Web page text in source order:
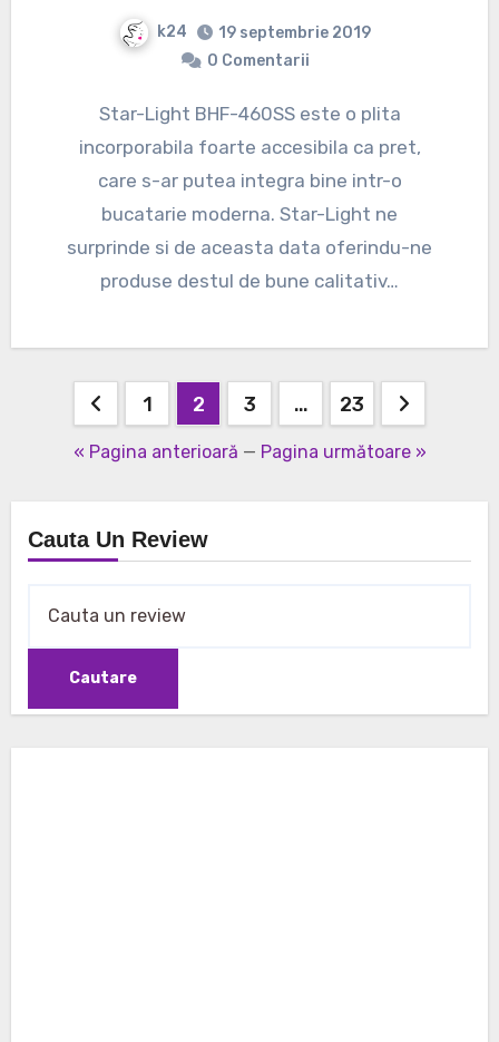
k24
19 septembrie 2019
0 Comentarii
Star-Light BHF-460SS este o plita
incorporabila foarte accesibila ca pret,
care s-ar putea integra bine intr-o
bucatarie moderna. Star-Light ne
surprinde si de aceasta data oferindu-ne
produse destul de bune calitativ…
Navigare
1 2 3 … 23
« Pagina anterioară — Pagina următoare »
Cauta Un Review